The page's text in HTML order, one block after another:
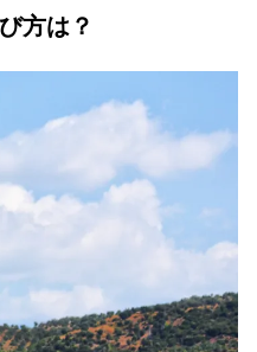
方は？